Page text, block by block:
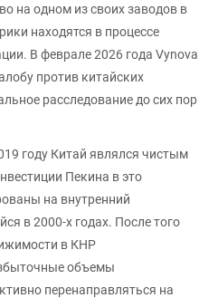
на одном из своих заводов в
находятся в процессе
В феврале 2026 года Vynova
против китайских
расследование до сих пор
году Китай являлся чистым
Пекина в это
на внутренний
в 2000-х годах. После того
в КНР
объемы
перенаправляться на